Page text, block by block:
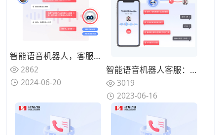
智能语音机器人，客服营销双管齐下
2862
2024-06-20
智能语音机器人客服：自动化处理客户服务，提高效率和降低成本
3019
2023-06-16